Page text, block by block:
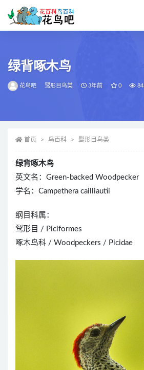
绿背啄木鸟
花鸟吧 䴕形目鸟类 3年前 0 84
首页 鸟百科 䴕形目鸟类
绿背啄木鸟
英文名：Green-backed Woodpecker
学名：Campethera cailliautii
纲目科属：
䴕形目 / Piciformes
啄木鸟科 / Woodpeckers / Picidae